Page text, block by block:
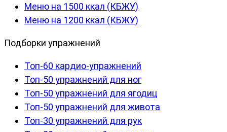
Меню на 1500 ккал (КБЖУ)
Меню на 1200 ккал (КБЖУ)
Подборки упражнений
Топ-60 кардио-упражнений
Топ-50 упражнений для ног
Топ-50 упражнений для ягодиц
Топ-50 упражнений для живота
Топ-30 упражнений для рук